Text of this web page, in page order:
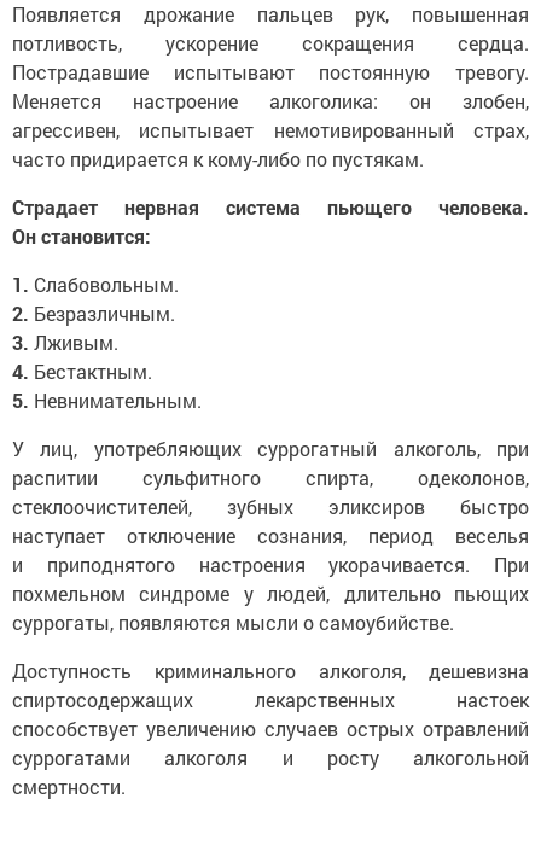
Появляется дрожание пальцев рук, повышенная
потливость, ускорение сокращения сердца.
Пострадавшие испытывают постоянную тревогу.
Меняется настроение алкоголика: он злобен,
агрессивен, испытывает немотивированный страх,
часто придирается к кому-либо по пустякам.
Страдает нервная система пьющего человека.
Он становится:
1. Слабовольным.
2. Безразличным.
3. Лживым.
4. Бестактным.
5. Невнимательным.
У лиц, употребляющих суррогатный алкоголь, при
распитии сульфитного спирта, одеколонов,
стеклоочистителей, зубных эликсиров быстро
наступает отключение сознания, период веселья
и приподнятого настроения укорачивается. При
похмельном синдроме у людей, длительно пьющих
суррогаты, появляются мысли о самоубийстве.
Доступность криминального алкоголя, дешевизна
спиртосодержащих лекарственных настоек
способствует увеличению случаев острых отравлений
суррогатами алкоголя и росту алкогольной
смертности.